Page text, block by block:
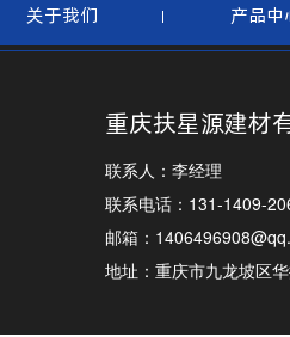
关于我们 产品中
重庆扶星源建材
联系人：李经理
联系电话：131-1409-
邮箱：
地址：重庆市九龙坡区